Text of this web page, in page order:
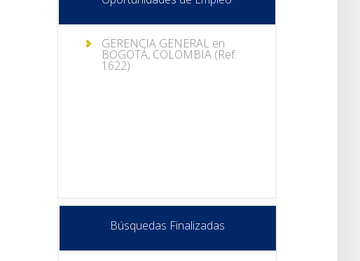
GERENCIA GENERAL en
BOGOTÁ, COLOMBIA (Ref.
1622)
Búsquedas Finalizadas